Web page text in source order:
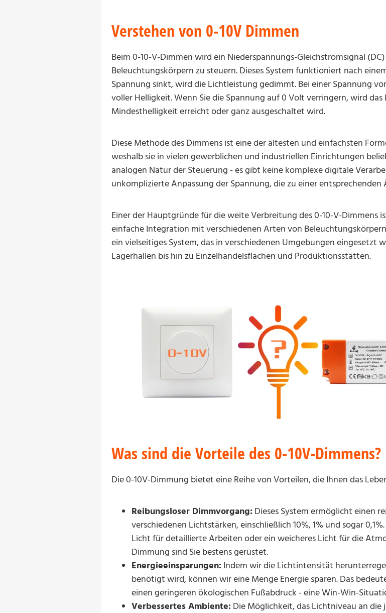
Verstehen von 0-10V Dimmen
Beim 0-10-V-Dimmen wird ein Niederspannungs-Gleichstromsignal
Beleuchtungskörpern zu steuern. Dieses System funktioniert nach
Spannung sinkt, wird die Lichtleistung gedimmt. Bei einer Spannung
voller Helligkeit. Wenn Sie die Spannung auf 0 Volt verringern, wird
Mindesthelligkeit erreicht oder ganz ausgeschaltet wird.
Diese Methode des Dimmens ist eine der ältesten und einfachsten
weshalb sie in vielen gewerblichen und industriellen Einrichtungen
analogen Natur der Steuerung - es gibt keine komplexe digitale
unkomplizierte Anpassung der Spannung, die zu einer
Einer der Hauptgründe für die weite Verbreitung des 0-10-V-Dimmens
einfache Integration mit verschiedenen Arten von
ein vielseitiges System, das in verschiedenen Umgebungen eingesetzt
Lagerhallen bis hin zu Einzelhandelsflächen und Produktionsstätten.
Was sind die Vorteile des 0-10V-Dimmens?
Die 0-10V-Dimmung bietet eine Reihe von Vorteilen, die Ihnen das
Reibungsloser Dimmvorgang: Dieses System ermöglicht einen
verschiedenen Lichtstärken, einschließlich 10%, 1% und sogar
Licht für detaillierte Arbeiten oder ein weicheres Licht für die
Dimmung sind Sie bestens gerüstet.
Energieeinsparungen: Indem wir die Lichtintensität
benötigt wird, können wir eine Menge Energie sparen. Das
einen geringeren ökologischen Fußabdruck - eine Win-Win-
Verbessertes Ambiente: Die Möglichkeit, das Lichtniveau an die